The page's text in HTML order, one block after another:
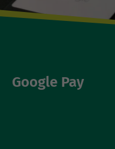
Google Pay